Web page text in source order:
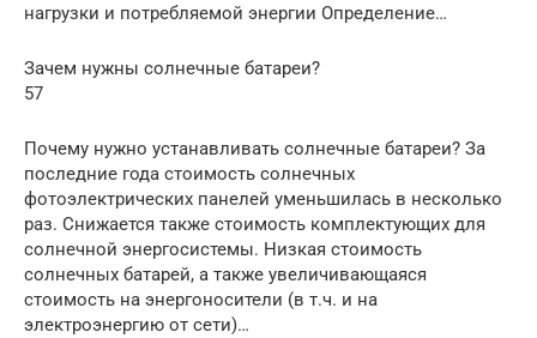
нагрузки и потребляемой энергии Определение…
Зачем нужны солнечные батареи?
57
Почему нужно устанавливать солнечные батареи? За
последние года стоимость солнечных
фотоэлектрических панелей уменьшилась в несколько
раз. Снижается также стоимость комплектующих для
солнечной энергосистемы. Низкая стоимость
солнечных батарей, а также увеличивающаяся
стоимость на энергоносители (в т.ч. и на
электроэнергию от сети)…